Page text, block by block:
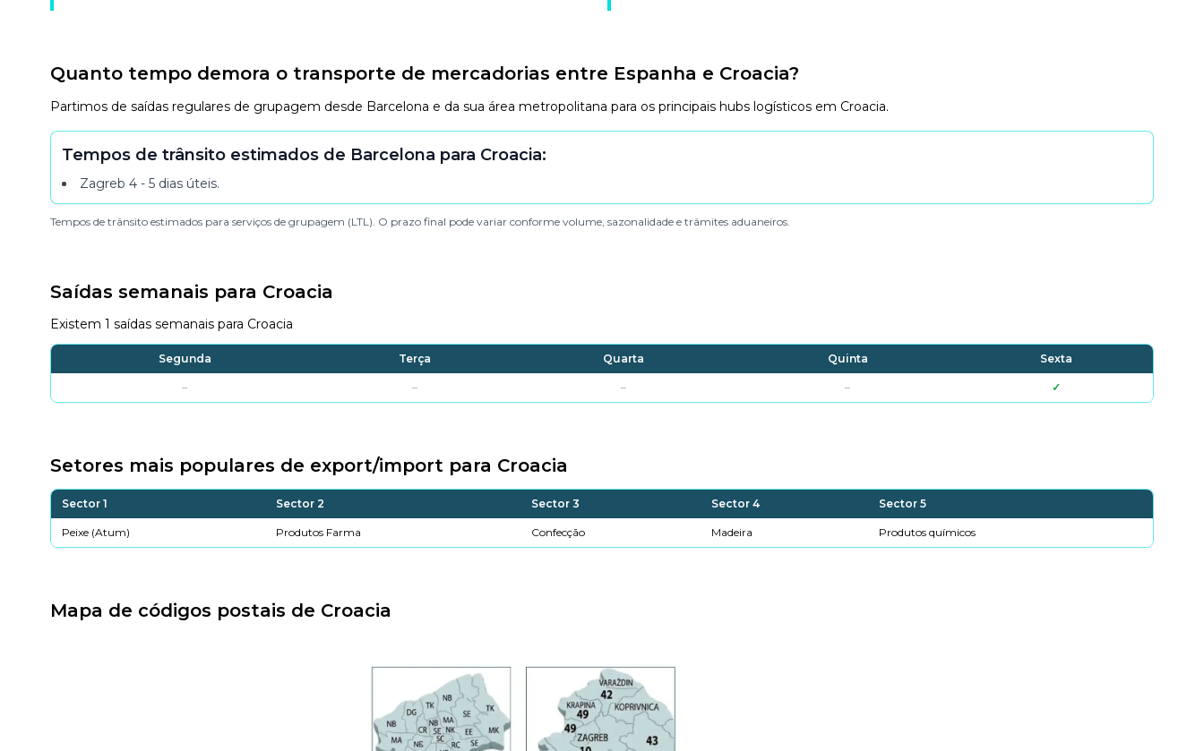
Quanto tempo demora o transporte de mercadorias entre Espanha e Croacia?
Partimos de saídas regulares de grupagem desde Barcelona e da sua área metropolitana para os principais hubs logísticos em Croacia.
Tempos de trânsito estimados de Barcelona para Croacia:
Zagreb 4 - 5 dias úteis.
Tempos de trânsito estimados para serviços de grupagem (LTL). O prazo final pode variar conforme volume, sazonalidade e trâmites aduaneiros.
Saídas semanais para Croacia
Existem 1 saídas semanais para Croacia
Segunda Terça Quarta Quinta Sexta
– – – – ✓
Setores mais populares de export/import para Croacia
Sector 1 Sector 2 Sector 3 Sector 4 Sector 5
Peixe (Atum) Produtos Farma Confecção Madeira Produtos químicos
Mapa de códigos postais de Croacia